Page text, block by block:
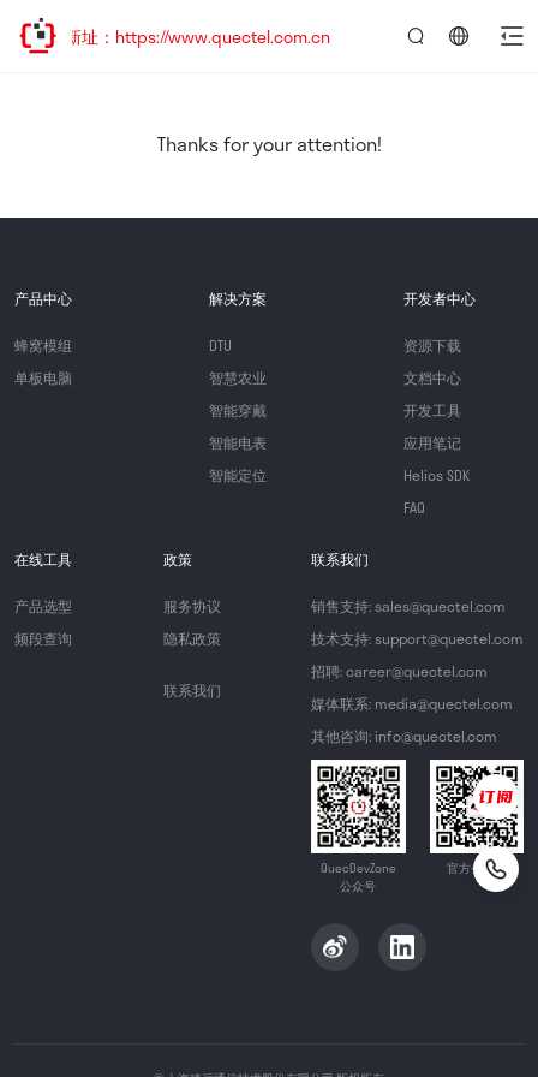
迎访问新址：https://www.quectel.com.cn
Thanks for your attention!
产品中心
蜂窝模组
单板电脑
解决方案
DTU
智慧农业
智能穿戴
智能电表
智能定位
开发者中心
资源下载
文档中心
开发工具
应用笔记
Helios SDK
FAQ
在线工具
产品选型
频段查询
政策
服务协议
隐私政策
联系我们
联系我们
销售支持: sales@quectel.com
技术支持: support@quectel.com
招聘: career@quectel.com
媒体联系: media@quectel.com
其他咨询: info@quectel.com
QuecDevZone
公众号
官方公众号